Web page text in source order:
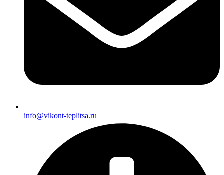
info@vikont-teplitsa.ru